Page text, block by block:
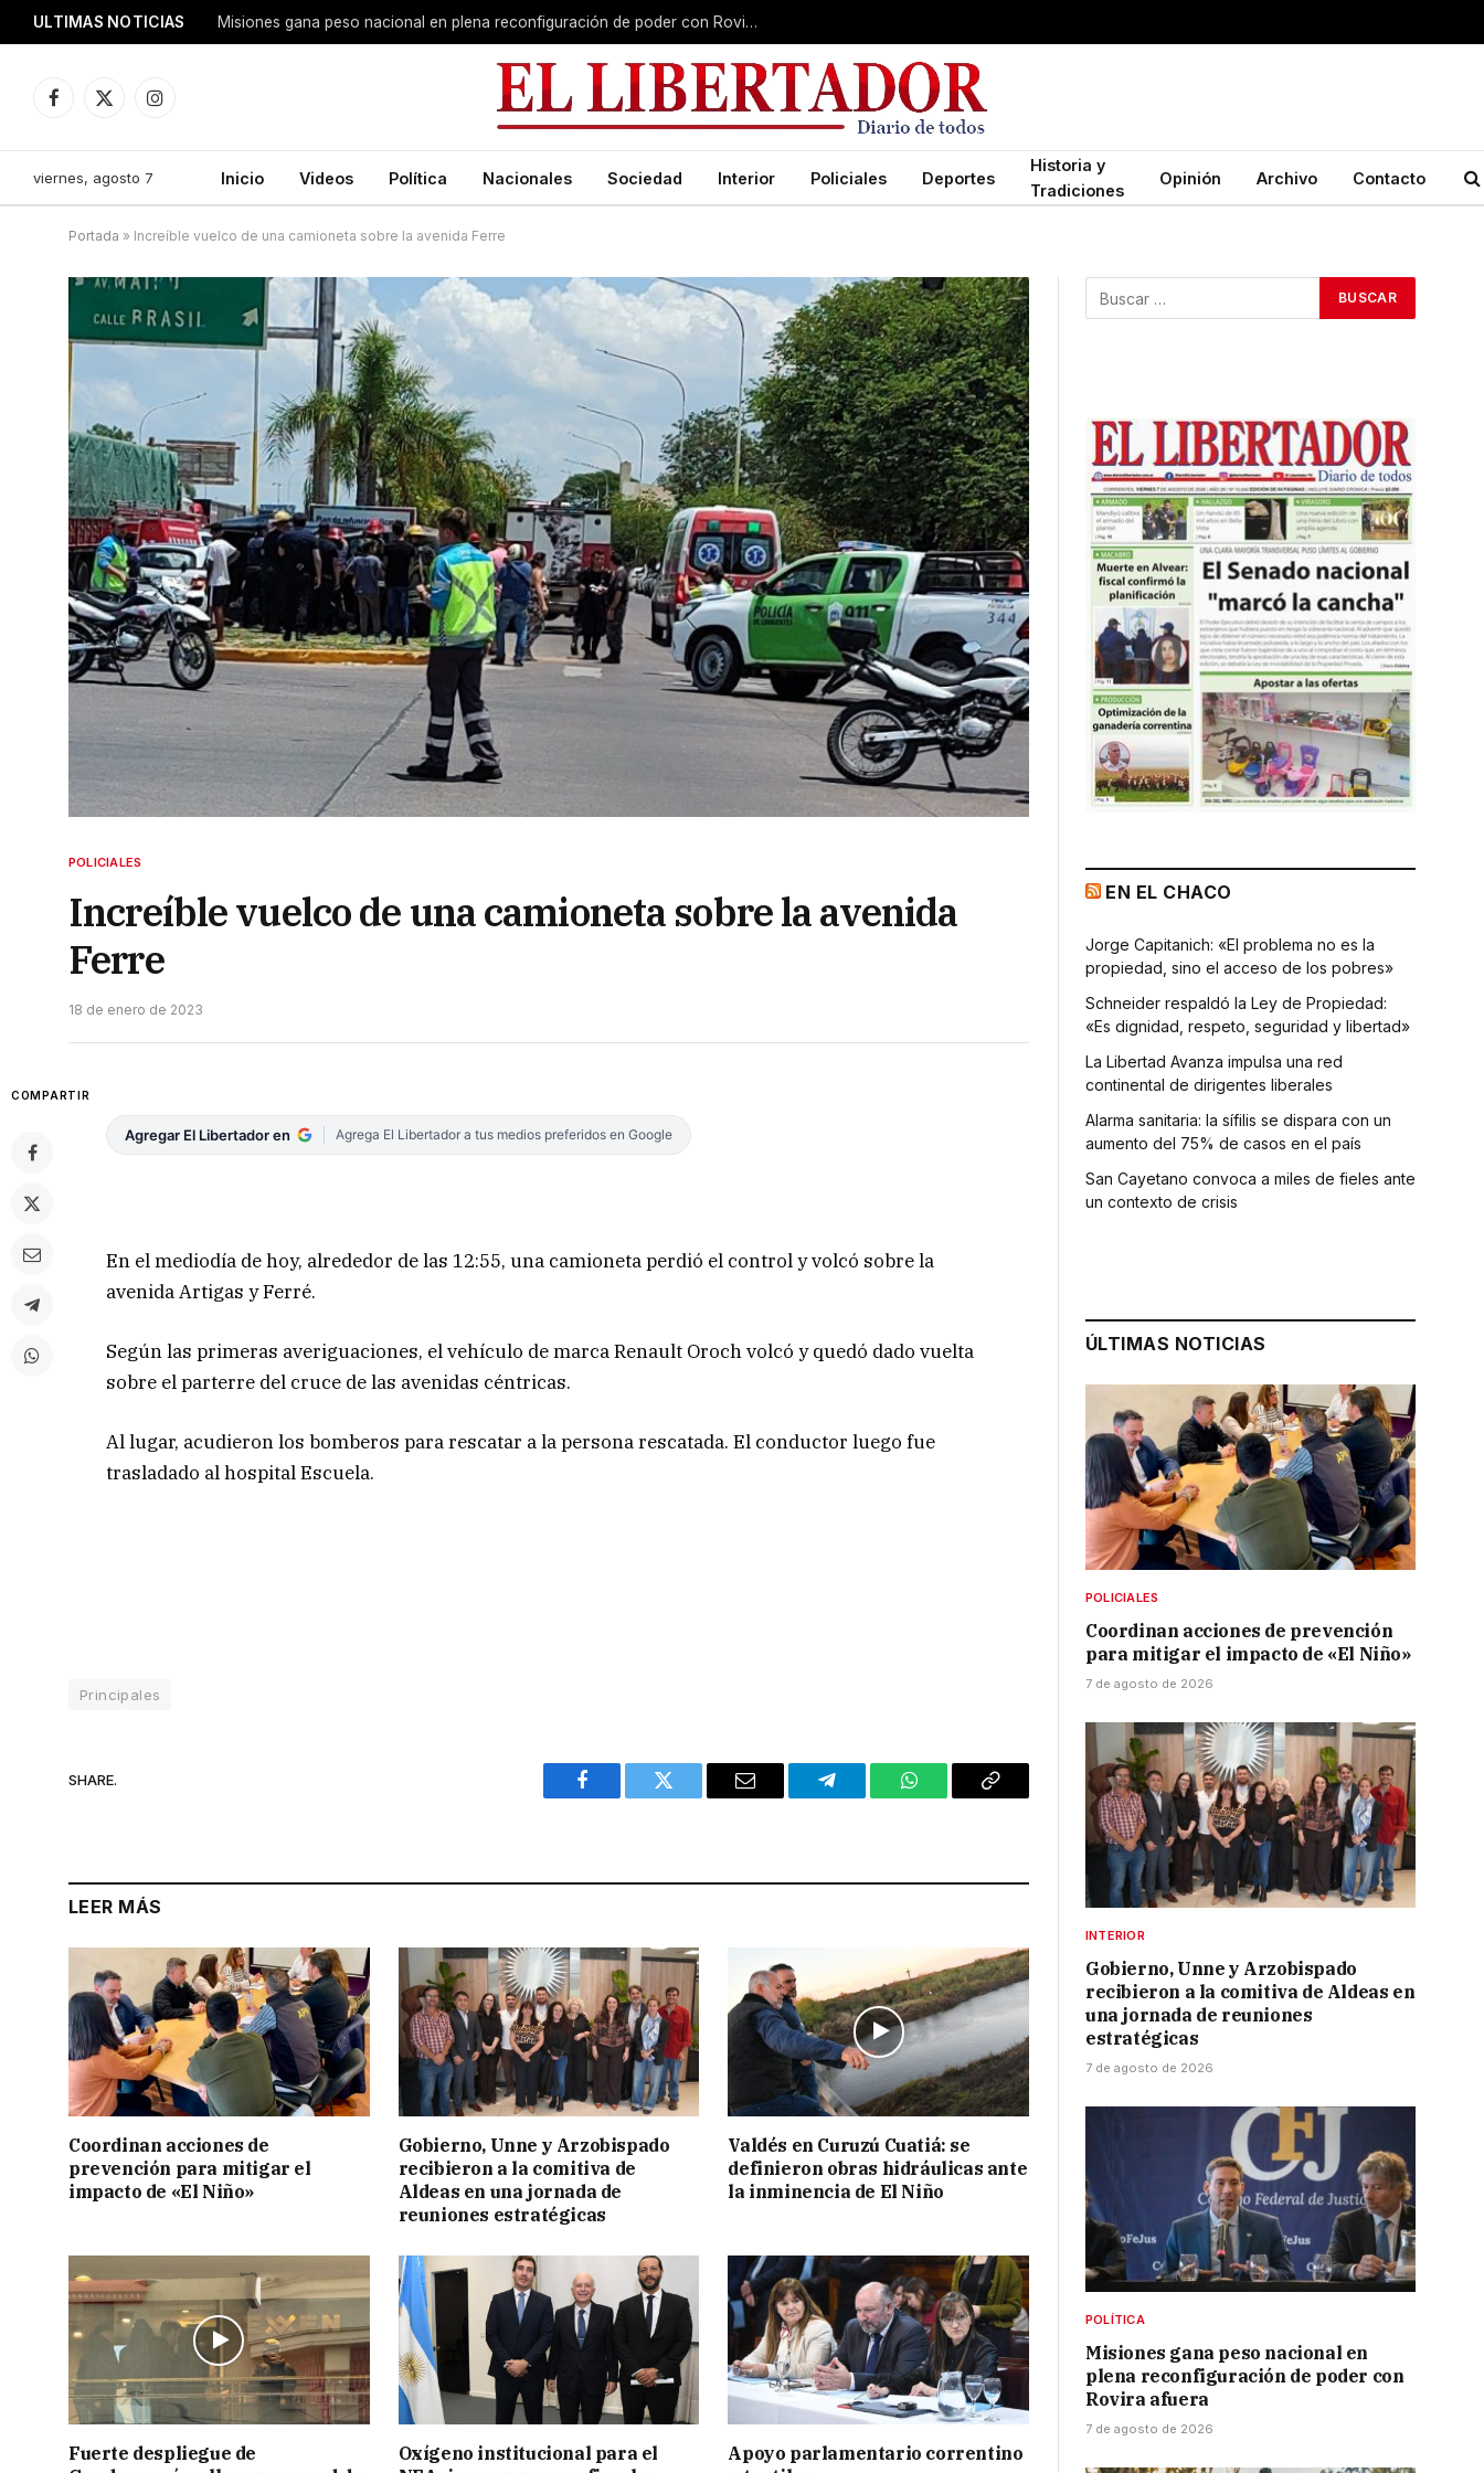
ULTIMAS NOTICIAS Misiones gana peso nacional en plena reconfiguración de poder con Rovira afuera
Facebook
X
Instagram
viernes, agosto 7 Inicio Videos Política Nacionales Sociedad Interior Policiales Deportes
Historia y
Tradiciones
Opinión Archivo Contacto
Portada » Increíble vuelco de una camioneta sobre la avenida Ferre
POLICIALES
Increíble vuelco de una camioneta sobre la avenida
Ferre
18 de enero de 2023
COMPARTIR
Agregar El Libertador en Agrega El Libertador a tus medios preferidos en Google
En el mediodía de hoy, alrededor de las 12:55, una camioneta perdió el control y volcó sobre la
avenida Artigas y Ferré.
Según las primeras averiguaciones, el vehículo de marca Renault Oroch volcó y quedó dado vuelta
sobre el parterre del cruce de las avenidas céntricas.
Al lugar, acudieron los bomberos para rescatar a la persona rescatada. El conductor luego fue
trasladado al hospital Escuela.
Principales
SHARE.
Facebook Twitter Email Telegram WhatsAppCopy
LEER MÁS
Coordinan acciones de
prevención para mitigar el
impacto de «El Niño»
Gobierno, Unne y Arzobispado
recibieron a la comitiva de
Aldeas en una jornada de
reuniones estratégicas
Valdés en Curuzú Cuatiá: se
definieron obras hidráulicas ante
la inminencia de El Niño
Fuerte despliegue de
Oxígeno institucional para el
Apoyo parlamentario correntino
EN EL CHACO
Jorge Capitanich: «El problema no es la
propiedad, sino el acceso de los pobres»
Schneider respaldó la Ley de Propiedad:
«Es dignidad, respeto, seguridad y libertad»
La Libertad Avanza impulsa una red
continental de dirigentes liberales
Alarma sanitaria: la sífilis se dispara con un
aumento del 75% de casos en el país
San Cayetano convoca a miles de fieles ante
un contexto de crisis
ÚLTIMAS NOTICIAS
POLICIALES
Coordinan acciones de prevención
para mitigar el impacto de «El Niño»
7 de agosto de 2026
INTERIOR
Gobierno, Unne y Arzobispado
recibieron a la comitiva de Aldeas en
una jornada de reuniones
estratégicas
7 de agosto de 2026
POLÍTICA
Misiones gana peso nacional en
plena reconfiguración de poder con
Rovira afuera
7 de agosto de 2026